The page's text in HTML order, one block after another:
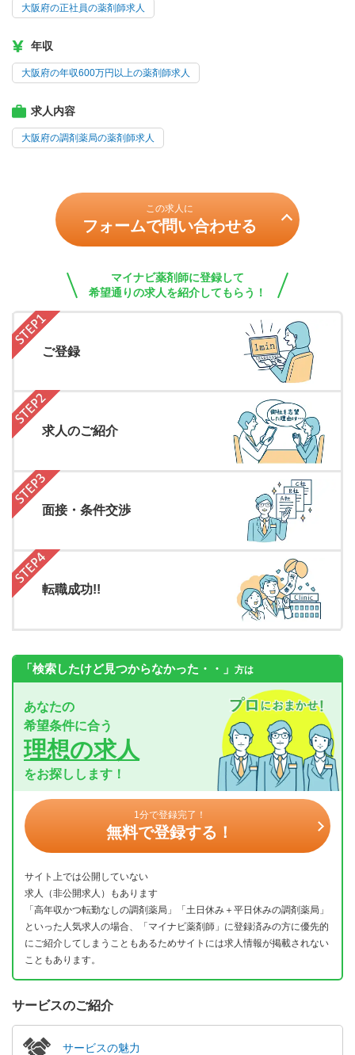
大阪府の正社員の薬剤師求人
年収
大阪府の年収600万円以上の薬剤師求人
求人内容
大阪府の調剤薬局の薬剤師求人
この求人に
フォームで問い合わせる
マイナビ薬剤師に登録して
希望通りの求人を紹介してもらう！
ご登録
求人のご紹介
面接・条件交渉
転職成功!!
「検索したけど見つからなかった・・」 方は
あなたの
希望条件に合う
理想の求人
をお探しします！
1分で登録完了！
無料で登録する！
サイト上では公開していない
求人（非公開求人）もあります
「高年収かつ転勤なしの調剤薬局」「土日休み＋平日休みの調剤薬局」
といった人気求人の場合、「マイナビ薬剤師」に登録済みの方に優先的
にご紹介してしまうこともあるためサイトには求人情報が掲載されない
こともあります。
サービスのご紹介
サービスの魅力